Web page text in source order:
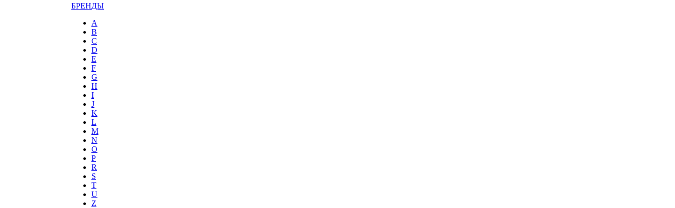
БРЕНДЫ
A
B
C
D
E
F
G
H
I
J
K
L
M
N
O
P
R
S
T
U
Z